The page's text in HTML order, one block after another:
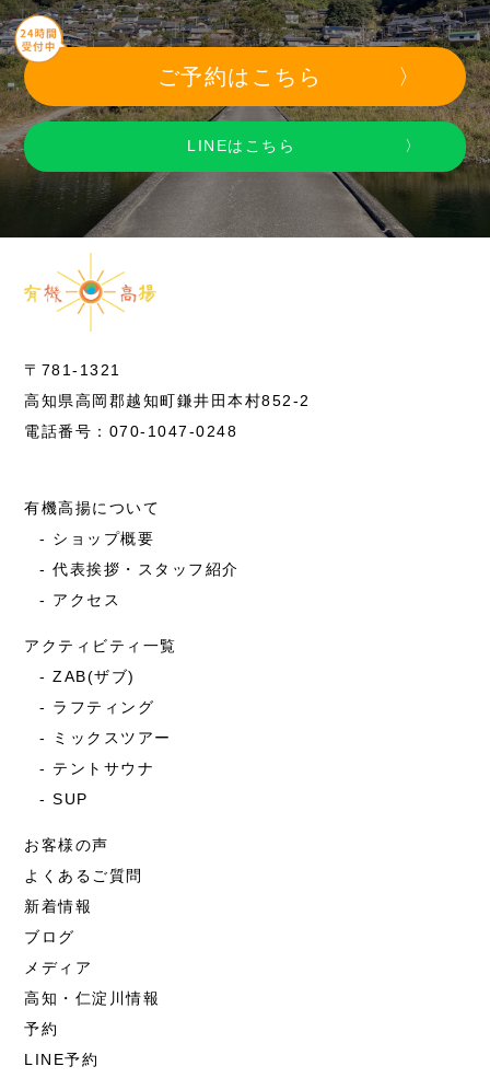
ご予約はこちら
LINEはこちら
〒781-1321
高知県高岡郡越知町鎌井田本村852-2
電話番号：070-1047-0248
有機高揚について
ショップ概要
代表挨拶・スタッフ紹介
アクセス
アクティビティ一覧
ZAB(ザブ)
ラフティング
ミックスツアー
テントサウナ
SUP
お客様の声
よくあるご質問
新着情報
ブログ
メディア
高知・仁淀川情報
予約
LINE予約